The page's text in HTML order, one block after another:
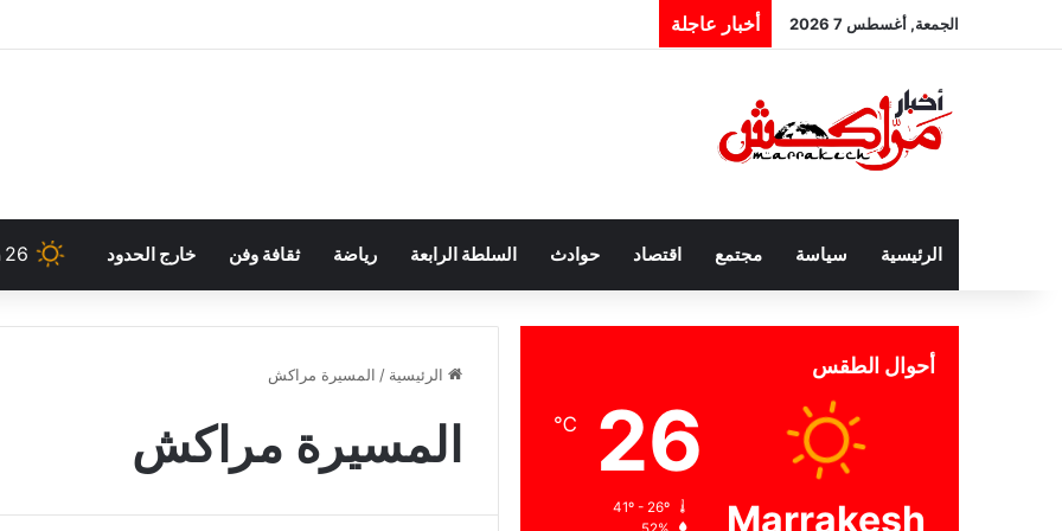
الجمعة, أغسطس 7 2026 أخبار عاجلة
الرئيسية سياسة مجتمع اقتصاد حوادث السلطة الرابعة رياضة ثقافة وفن خارج الحدود 26
الرئيسية / المسيرة مراكش
المسيرة مراكش
أحوال الطقس
Marrakesh
26
℃